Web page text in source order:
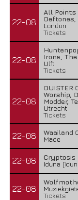
22-08
All Points
Deftones,
London
Tickets
22-08
Irons,
Ulft
Tickets
22-08
DUISTER
Worship,
Modder,
Utrecht
Tickets
22-08
Waailand
Made
22-08
Cryptosis
Iduna
22-08
Tickets